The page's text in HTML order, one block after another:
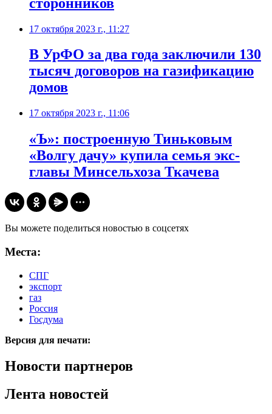
17 октября 2023 г., 11:27
В УрФО за два года заключили 130
тысяч договоров на газификацию
домов
17 октября 2023 г., 11:06
«Ъ»: построенную Тиньковым
«Волгу дачу» купила семья экс-
главы Минсельхоза Ткачева
Вы можете поделиться новостью в соцсетях
Места:
СПГ
экспорт
газ
Россия
Госдума
Версия для печати:
Новости партнеров
Лента новостей